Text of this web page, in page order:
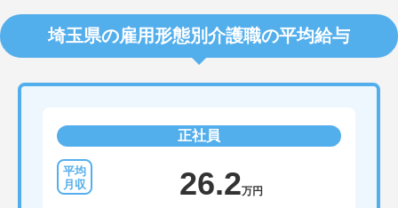
埼玉県の雇用形態別介護職の平均給与
正社員
26.2万円